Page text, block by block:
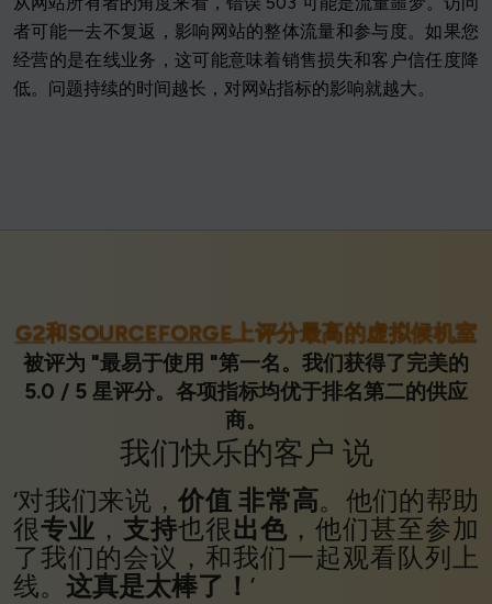
者可能一去不复返，影响网站的整体流量和参与度。如果您
经营的是在线业务，这可能意味着销售损失和客户信任度降
低。问题持续的时间越长，对网站指标的影响就越大。
G2和SOURCEFORGE上评分最高的虚拟候机室
被评为 "最易于使用 "第一名。我们获得了完美的
5.0 / 5 星评分。各项指标均优于排名第二的供应
商。
我们快乐的客户 说
‘对我们来说，价值 非常高。他们的帮助
很专业 ， 支持也很出色 ，他们甚至参加
了我们的会议，和我们一起观看队列上
线。 这真是太棒了！ ’